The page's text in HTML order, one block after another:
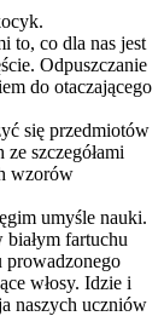
to, co dla nas jest
Odpuszczanie
do otaczającego
się przedmiotów
szczegółami
wzorów
umyśle nauki.
fartuchu
włosy. Idzie i
naszych uczniów